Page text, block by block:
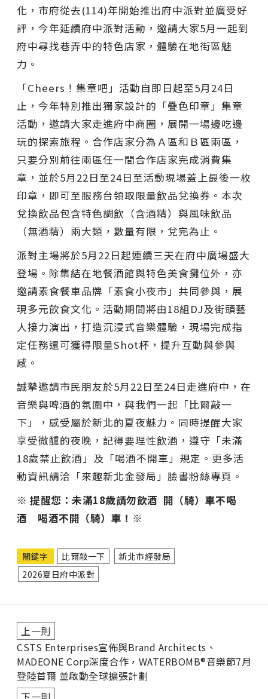
化，市府從去(114)年開始推出府中派對並廣受好
評，今年延續府中派對活動，邀請大家5月一起到
府中尋找巷弄中的特色店家，體驗在地街區魅
力。
「Cheers！集章吧」活動自即日起至5月24日
止，今年特別推出獨家設計的「疊色印章」集章
活動，邀請大家走進府中商圈，展開一場邊吃邊
玩的探索旅程。合作店家分為Ａ區和Ｂ區兩區，
只要分別前往兩區任一間合作店家完成消費集
章，並於5月22日至24日至活動現場蓋上最後一枚
印章，即可至服務台領取限量飲品兌換券。本次
兌換飲品包含特色調飲（含酒精）與風味飲品
（無酒精）兩大類，數量有限，兌完為止。
派對主場將於5月22日起連續三天在府中廣場盛大
登場。除集結在地餐酒館與特色美食攤位外，亦
邀請素食餐車品牌「素食小夜市」共同參與，展
現多元飲食文化。活動期間將由18組DJ及街頭藝
人接力演出，打造沉浸式音樂體驗，現場完成指
定任務還可獲得限量Shot杯，提升互動與參與
感。
誠摯邀請市民朋友於5月22日至24日走進府中，在
音樂與啤酒的氛圍中，與我們一起「比爾敲一
下」，感受屬於新北的夏夜魅力。同時提醒大家
享受微醺的夜晚，記得要理性飲酒，遵守「未滿
18歲禁止飲酒」及「喝酒不開車」規定。更多活
動資訊請洽「來趣新北金發局」臉書粉絲專頁。
※ 提醒您：未滿18歲請勿飲酒 開（騎）車不喝
酒 喝酒不開（騎）車！※
關鍵字 比爾敲一下
新北市經發局
2026夏日府中派對
上一則
CSTS Enterprises宣佈與Brand Architects、
MADEONE Corp深度合作，WATERBOMB®音樂節7月
登陸首爾 並啟動全球擴張計劃